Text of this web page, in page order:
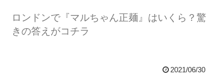
ロンドンで『マルちゃん正麺』はいくら？驚
きの答えがコチラ
2021/06/30